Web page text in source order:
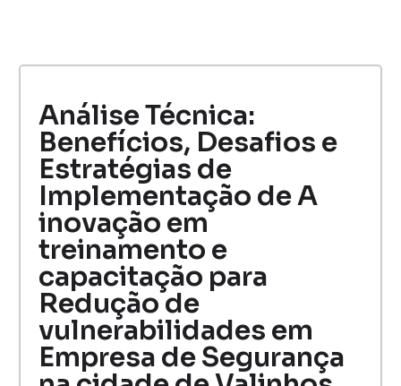
Análise Técnica:
Benefícios, Desafios e
Estratégias de
Implementação de A
inovação em
treinamento e
capacitação para
Redução de
vulnerabilidades em
Empresa de Segurança